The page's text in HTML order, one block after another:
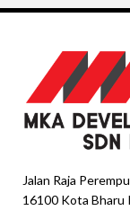
Jalan Raja
16100 Kota Bharu